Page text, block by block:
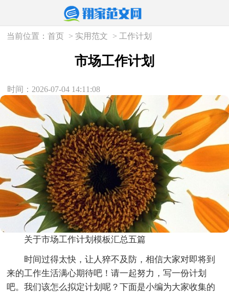
当前位置：首页 > 实用范文 > 工作计划
市场工作计划
时间：2026-07-04 14:11:08
关于市场工作计划模板汇总五篇
时间过得太快，让人猝不及防，相信大家对即将到
来的工作生活满心期待吧！请一起努力，写一份计划
吧。我们该怎么拟定计划呢？下面是小编为大家收集的